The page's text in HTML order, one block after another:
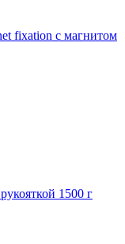
fixation с магнитом
1500 г